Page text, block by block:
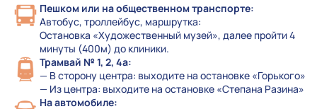
Пешком или на общественном транспорте:
Автобус, троллейбус, маршрутка:
Остановка «Художественный музей», далее пройти 4
минуты (400м) до клиники.
Трамвай № 1, 2, 4а:
— В сторону центра: выходите на остановке «Горького»
— Из центра: выходите на остановке «Степана Разина»
На автомобиле: